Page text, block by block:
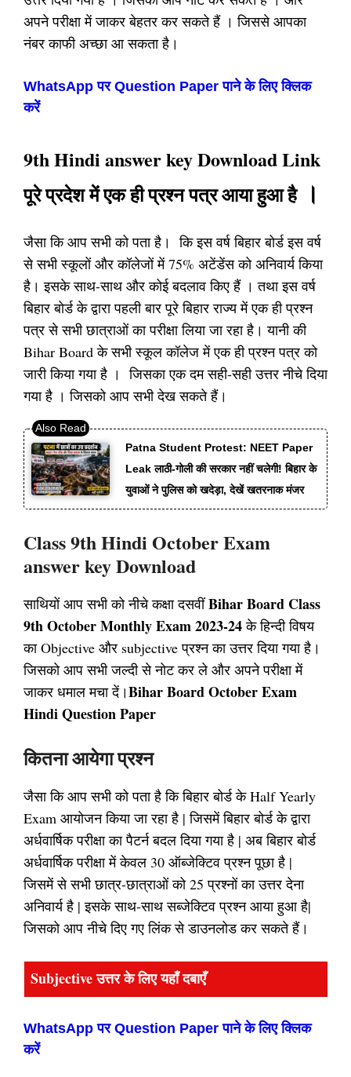
अपने परीक्षा में जाकर बेहतर कर सकते हैं । जिससे आपका
नंबर काफी अच्छा आ सकता है।
WhatsApp पर Question Paper पाने के लिए क्लिक
करें
9th Hindi answer key Download Link
पूरे प्रदेश में एक ही प्रश्न पत्र आया हुआ है।
जैसा कि आप सभी को पता है। कि इस वर्ष बिहार बोर्ड इस वर्ष
से सभी स्कूलों और कॉलेजों में 75% अटेंडेंस को अनिवार्य किया
है। इसके साथ-साथ और कोई बदलाव किए हैं । तथा इस वर्ष
बिहार बोर्ड के द्वारा पहली बार पूरे बिहार राज्य में एक ही प्रश्न
पत्र से सभी छात्राओं का परीक्षा लिया जा रहा है। यानी की
Bihar Board के सभी स्कूल कॉलेज में एक ही प्रश्न पत्र को
जारी किया गया है । जिसका एक दम सही-सही उत्तर नीचे दिया
गया है । जिसको आप सभी देख सकते हैं।
Patna Student Protest: NEET Paper
Leak लाठी-गोली की सरकार नहीं चलेगी! बिहार के
युवाओं ने पुलिस को खदेड़ा, देखें खतरनाक मंजर
Class 9th Hindi October Exam
answer key Download
साथियों आप सभी को नीचे कक्षा दसवींBihar Board Class
9th October Monthly Exam 2023-24के हिन्दी विषय
का Objective और subjective प्रश्न का उत्तर दिया गया है।
जिसको आप सभी जल्दी से नोट कर ले और अपने परीक्षा में
जाकर धमाल मचा दें।Bihar Board October Exam
Hindi Question Paper
कितना आयेगा प्रश्न
जैसा कि आप सभी को पता है कि बिहार बोर्ड के Half Yearly
Exam आयोजन किया जा रहा है | जिसमें बिहार बोर्ड के द्वारा
अर्धवार्षिक परीक्षा का पैटर्न बदल दिया गया है | अब बिहार बोर्ड
अर्धवार्षिक परीक्षा में केवल 30 ऑब्जेक्टिव प्रश्न पूछा है |
जिसमें से सभी छात्र-छात्राओं को 25 प्रश्नों का उत्तर देना
अनिवार्य है | इसके साथ-साथ सब्जेक्टिव प्रश्न आया हुआ है|
जिसको आप नीचे दिए गए लिंक से डाउनलोड कर सकते हैं।
Subjective उत्तर के लिए यहाँ दबाएँ
WhatsApp पर Question Paper पाने के लिए क्लिक
करें